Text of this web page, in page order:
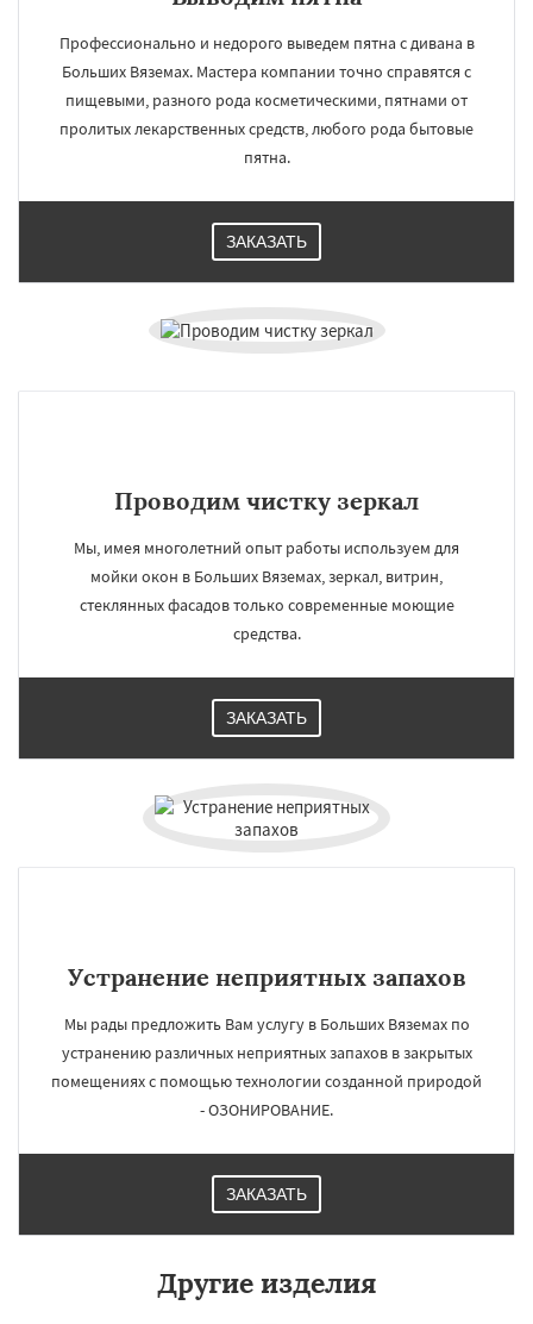
Профессионально и недорого выведем пятна с дивана в
Больших Вяземах. Мастера компании точно справятся с
пищевыми, разного рода косметическими, пятнами от
пролитых лекарственных средств, любого рода бытовые
пятна.
ЗАКАЗАТЬ
Проводим чистку зеркал
Мы, имея многолетний опыт работы используем для
мойки окон в Больших Вяземах, зеркал, витрин,
стеклянных фасадов только современные моющие
средства.
ЗАКАЗАТЬ
Устранение неприятных запахов
Мы рады предложить Вам услугу в Больших Вяземах по
устранению различных неприятных запахов в закрытых
помещениях с помощью технологии созданной природой
- ОЗОНИРОВАНИЕ.
ЗАКАЗАТЬ
Другие изделия